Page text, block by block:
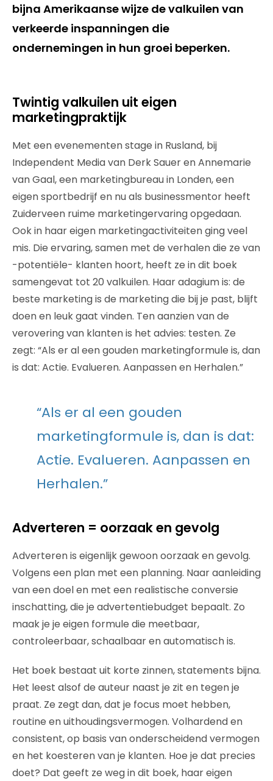
bijna Amerikaanse wijze de valkuilen van
verkeerde inspanningen die
ondernemingen in hun groei beperken.
Twintig valkuilen uit eigen
marketingpraktijk
Met een evenementen stage in Rusland, bij
Independent Media van Derk Sauer en Annemarie
van Gaal, een marketingbureau in Londen, een
eigen sportbedrijf en nu als businessmentor heeft
Zuiderveen ruime marketingervaring opgedaan.
Ook in haar eigen marketingactiviteiten ging veel
mis. Die ervaring, samen met de verhalen die ze van
-potentiële- klanten hoort, heeft ze in dit boek
samengevat tot 20 valkuilen. Haar adagium is: de
beste marketing is de marketing die bij je past, blijft
doen en leuk gaat vinden. Ten aanzien van de
verovering van klanten is het advies: testen. Ze
zegt: “Als er al een gouden marketingformule is, dan
is dat: Actie. Evalueren. Aanpassen en Herhalen.”
“Als er al een gouden
marketingformule is, dan is dat:
Actie. Evalueren. Aanpassen en
Herhalen.”
Adverteren = oorzaak en gevolg
Adverteren is eigenlijk gewoon oorzaak en gevolg.
Volgens een plan met een planning. Naar aanleiding
van een doel en met een realistische conversie
inschatting, die je advertentiebudget bepaalt. Zo
maak je je eigen formule die meetbaar,
controleerbaar, schaalbaar en automatisch is.
Het boek bestaat uit korte zinnen, statements bijna.
Het leest alsof de auteur naast je zit en tegen je
praat. Ze zegt dan, dat je focus moet hebben,
routine en uithoudingsvermogen. Volhardend en
consistent, op basis van onderscheidend vermogen
en het koesteren van je klanten. Hoe je dat precies
doet? Dat geeft ze weg in dit boek, haar eigen